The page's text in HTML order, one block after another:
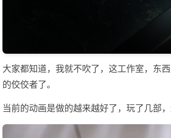
大家都知道，我就不吹了，这工作室，东
的佼佼者了。
当前的动画是做的越来越好了，玩了几部